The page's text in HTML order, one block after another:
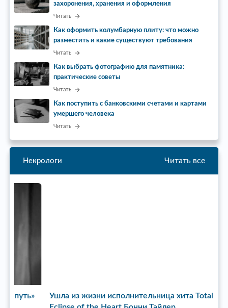
захоронения, хранения и оформления
Читать
Как оформить колумбарную плиту: что можно
разместить и какие существуют требования
Читать
Как выбрать фотографию для памятника:
практические советы
Читать
Как поступить с банковскими счетами и картами
умершего человека
Читать
Некрологи Читать все
Ушла из жизни исполнительница хита Total